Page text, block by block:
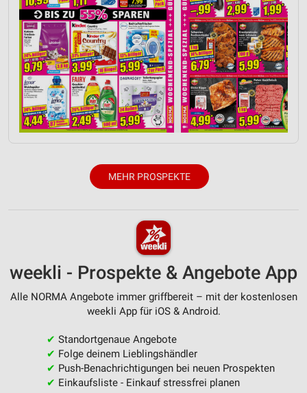
MEHR PROSPEKTE
weekli - Prospekte & Angebote App
Alle NORMA Angebote immer griffbereit – mit der kostenlosen
weekli App für iOS & Android.
✔ Standortgenaue Angebote
✔ Folge deinem Lieblingshändler
✔ Push-Benachrichtigungen bei neuen Prospekten
✔ Einkaufsliste - Einkauf stressfrei planen